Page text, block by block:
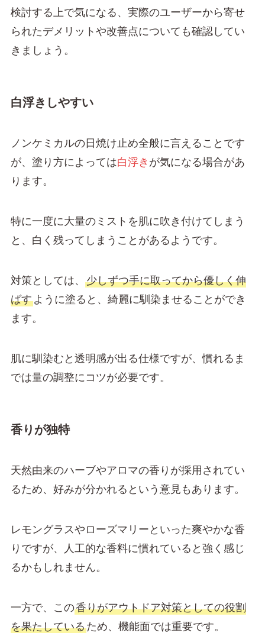
検討する上で気になる、実際のユーザーから寄せ
られたデメリットや改善点についても確認してい
きましょう。
白浮きしやすい
ノンケミカルの日焼け止め全般に言えることです
が、塗り方によっては白浮き が気になる場合があ
ります。
特に一度に大量のミストを肌に吹き付けてしまう
と、白く残ってしまうことがあるようです。
対策としては、 少しずつ手に取ってから優しく伸
ばすように塗ると、綺麗に馴染ませることができ
ます。
肌に馴染むと透明感が出る仕様ですが、慣れるま
では量の調整にコツが必要です。
香りが独特
天然由来のハーブやアロマの香りが採用されてい
るため、好みが分かれるという意見もあります。
レモングラスやローズマリーといった爽やかな香
りですが、人工的な香料に慣れていると強く感じ
るかもしれません。
一方で、この香りがアウトドア対策としての役割
を果たしているため、機能面では重要です。